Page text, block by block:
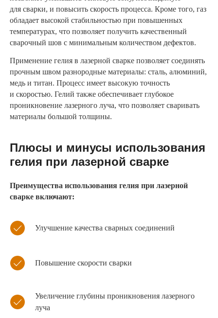
для сварки, и повысить скорость процесса. Кроме того, газ
обладает высокой стабильностью при повышенных
температурах, что позволяет получить качественный
сварочный шов с минимальным количеством дефектов.
Применение гелия в лазерной сварке позволяет соединять
прочным швом разнородные материалы: сталь, алюминий,
медь и титан. Процесс имеет высокую точность
и скоростью. Гелий также обеспечивает глубокое
проникновение лазерного луча, что позволяет сваривать
материалы большой толщины.
Плюсы и минусы использования
гелия при лазерной сварке
Преимущества использования гелия при лазерной
сварке включают:
Улучшение качества сварных соединений
Повышение скорости сварки
Увеличение глубины проникновения лазерного
луча